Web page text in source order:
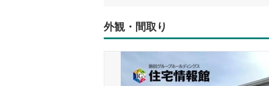
外観・間取り